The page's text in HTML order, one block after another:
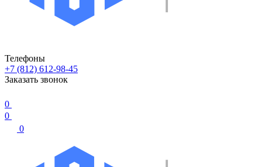
Телефоны
+7 (812) 612-98-45
Заказать звонок
0
0
0